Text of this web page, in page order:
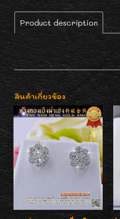
Product description
สินค้าเกี่ยวข้อง